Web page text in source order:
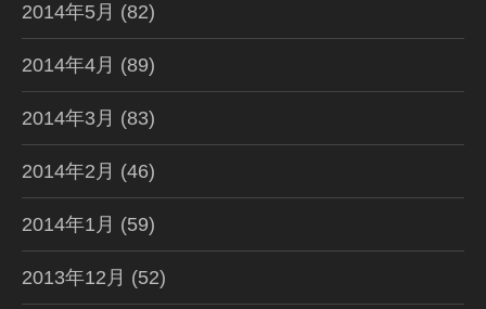
2014年5月 (82)
2014年4月 (89)
2014年3月 (83)
2014年2月 (46)
2014年1月 (59)
2013年12月 (52)